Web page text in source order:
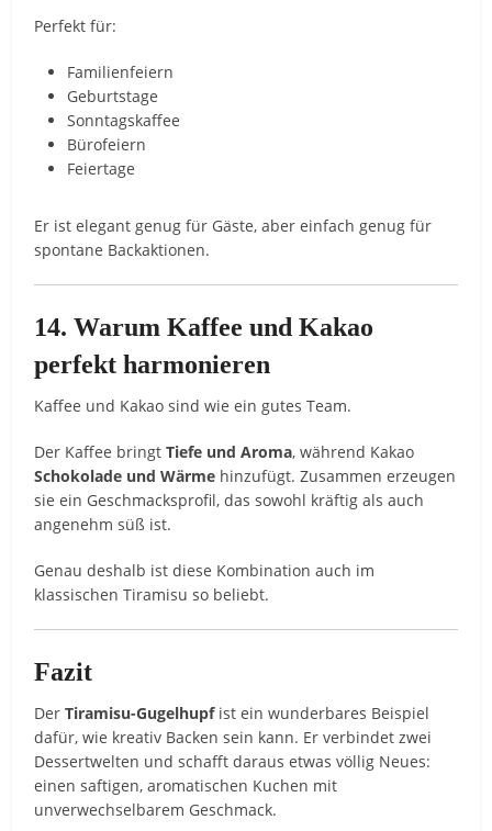
Perfekt für:
Familienfeiern
Geburtstage
Sonntagskaffee
Bürofeiern
Feiertage
Er ist elegant genug für Gäste, aber einfach genug für
spontane Backaktionen.
14. Warum Kaffee und Kakao
perfekt harmonieren
Kaffee und Kakao sind wie ein gutes Team.
Der Kaffee bringtTiefe und Aroma, während Kakao
Schokolade und Wärme hinzufügt. Zusammen erzeugen
sie ein Geschmacksprofil, das sowohl kräftig als auch
angenehm süß ist.
Genau deshalb ist diese Kombination auch im
klassischen Tiramisu so beliebt.
Fazit
DerTiramisu-Gugelhupfist ein wunderbares Beispiel
dafür, wie kreativ Backen sein kann. Er verbindet zwei
Dessertwelten und schafft daraus etwas völlig Neues:
einen saftigen, aromatischen Kuchen mit
unverwechselbarem Geschmack.